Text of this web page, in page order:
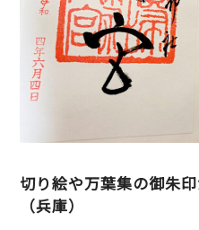
切り絵や万葉集の御朱
（兵庫）